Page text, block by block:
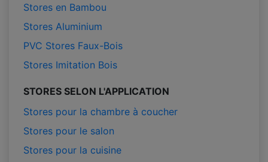
Stores en Bambou
Stores Aluminium
PVC Stores Faux-Bois
Stores Imitation Bois
STORES SELON L'APPLICATION
Stores pour la chambre à coucher
Stores pour le salon
Stores pour la cuisine